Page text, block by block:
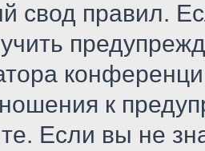
свод правил.
к
Если вы не